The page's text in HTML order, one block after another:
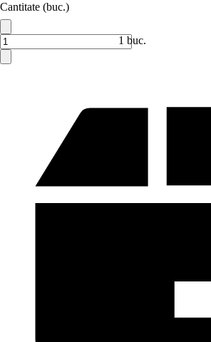
Cantitate (buc.)
1 buc.